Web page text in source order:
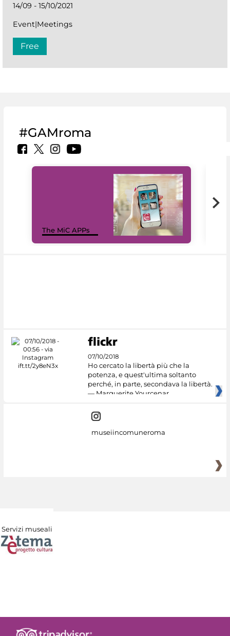
14/09 - 15/10/2021
Event|Meetings
Free
#GAMroma
The MiC APPs
07/10/2018
Ho cercato la libertà più che la
potenza, e quest'ultima soltanto
perché, in parte, secondava la libertà.
— Marguerite Yourcenar
museiincomuneroma
Servizi museali